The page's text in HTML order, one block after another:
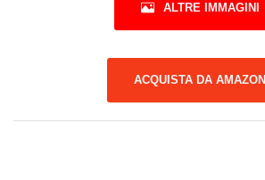
ALTRE IMMAGINI
ACQUISTA DA AMAZON